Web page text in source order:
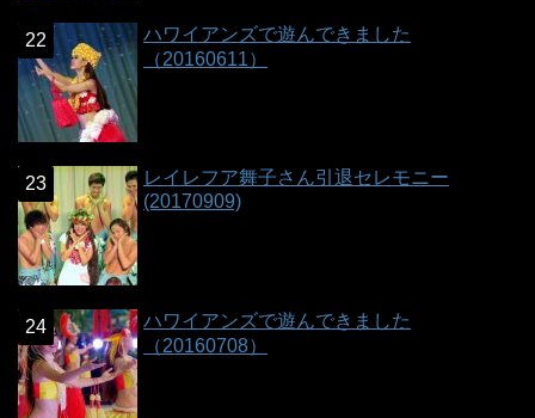
ハワイアンズで遊んできました
（20160611）
レイレフア舞子さん引退セレモニー
(20170909)
ハワイアンズで遊んできました
（20160708）